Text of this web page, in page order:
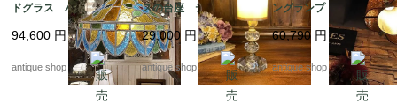
ドグラス ハンギング
94,600 円
antique shop at's
スの台座 テーブルラ
ンプ
29,000 円
antique shop at's
ングランプ｜1960年代
アメリカ製 ヴィンテー
ジ照明・ハンマードガ
ラス・ペンダントライ
ト
60,790 円
antique shop at's